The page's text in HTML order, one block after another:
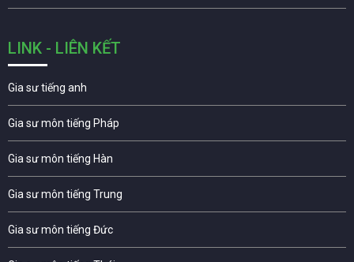
LINK - LIÊN KẾT
Gia sư tiếng anh
Gia sư môn tiếng Pháp
Gia sư môn tiếng Hàn
Gia sư môn tiếng Trung
Gia sư môn tiếng Đức